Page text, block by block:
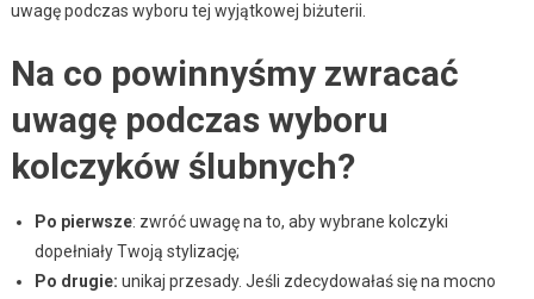
uwagę podczas wyboru tej wyjątkowej biżuterii.
Na co powinnyśmy zwracać
uwagę podczas wyboru
kolczyków ślubnych?
Po pierwsze: zwróć uwagę na to, aby wybrane kolczyki
dopełniały Twoją stylizację;
Po drugie: unikaj przesady. Jeśli zdecydowałaś się na mocno